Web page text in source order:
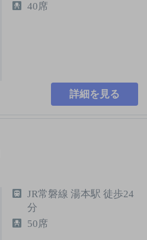
40席
詳細を見る
JR常磐線 湯本駅 徒歩24
分
50席